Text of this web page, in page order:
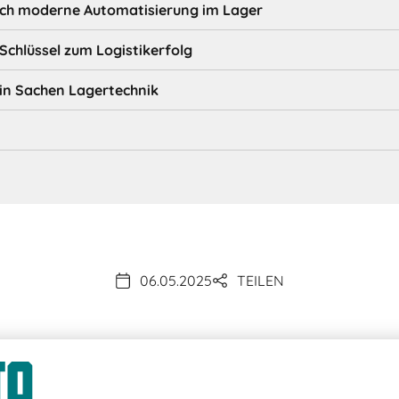
moderne Automatisierung im Lager
zum Logistikerfolg
Sachen Lagertechnik
06.05.2025 TEILEN